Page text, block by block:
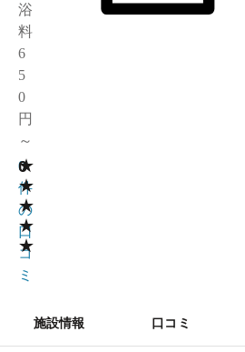
浴
料
6
5
0
円
～
★
★
★
★
★
0
0
件
の
口
コ
ミ
施設情報 口コミ